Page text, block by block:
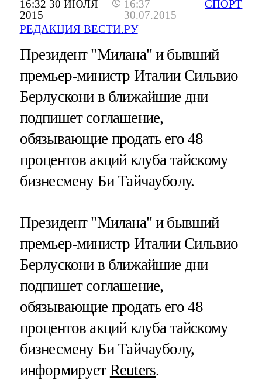
16:32 30 ИЮЛЯ
2015
16:37
30.07.2015
РЕДАКЦИЯ ВЕСТИ.РУ
СПОРТ
Президент "Милана" и бывший
премьер-министр Италии Сильвио
Берлускони в ближайшие дни
подпишет соглашение,
обязывающие продать его 48
процентов акций клуба тайскому
бизнесмену Би Тайчауболу.
Президент "Милана" и бывший
премьер-министр Италии Сильвио
Берлускони в ближайшие дни
подпишет соглашение,
обязывающие продать его 48
процентов акций клуба тайскому
бизнесмену Би Тайчауболу,
информирует Reuters.